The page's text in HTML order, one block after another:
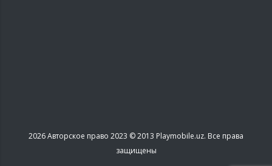
2026Авторское право 2023 © 2013 Playmobile.uz. Все права
защищены